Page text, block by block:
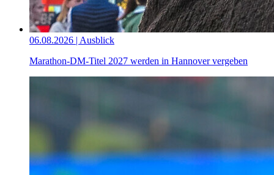
06.08.2026 | Ausblick
Marathon-DM-Titel 2027 werden in Hannover vergeben